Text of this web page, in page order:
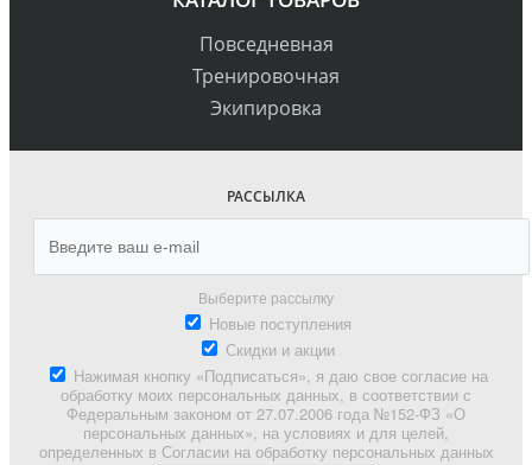
Повседневная
Тренировочная
Экипировка
РАССЫЛКА
Выберите рассылку
Новые поступления
Скидки и акции
Нажимая кнопку «Подписаться», я даю свое согласие на
обработку моих персональных данных, в соответствии с
Федеральным законом от 27.07.2006 года №152-ФЗ «О
персональных данных», на условиях и для целей,
определенных в Согласии на обработку персональных данных